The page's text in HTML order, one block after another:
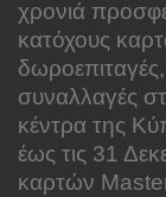
χρονιά
κατόχους
συναλλαγές
κέντρα της
έως τις 31
καρτών